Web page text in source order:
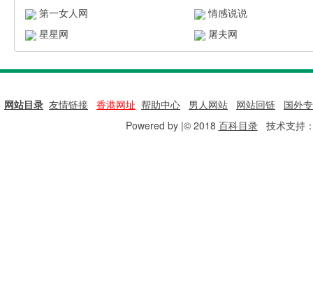
第一女人网
情感说说
星星网
屠夫网
网站目录 友情链接 香港网址 帮助中心 男人网站 网站回链
国外
Powered by |© 2018 百科目录技术支持